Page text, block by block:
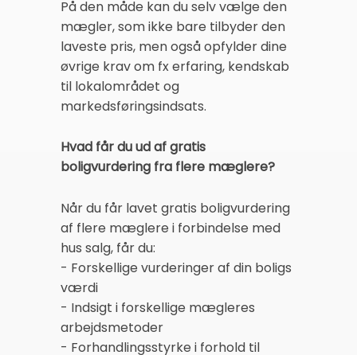
På den måde kan du selv vælge den
mægler, som ikke bare tilbyder den
laveste pris, men også opfylder dine
øvrige krav om fx erfaring, kendskab
til lokalområdet og
markedsføringsindsats.
Hvad får du ud af gratis
boligvurdering fra flere mæglere?
Når du får lavet gratis boligvurdering
af flere mæglere i forbindelse med
hus salg, får du:
- Forskellige vurderinger af din boligs
værdi
- Indsigt i forskellige mægleres
arbejdsmetoder
- Forhandlingsstyrke i forhold til